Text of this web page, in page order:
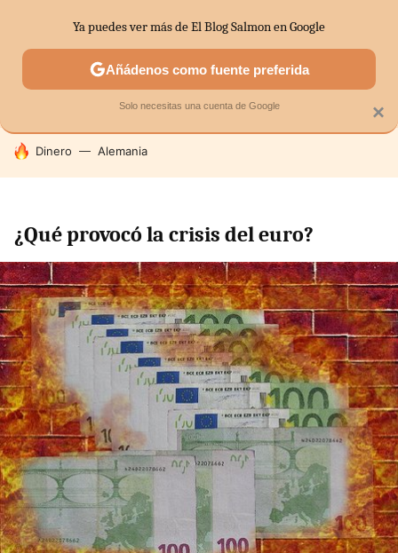
SECTORES ECONOMÍA DOMÉSTICA MERCADOS
HOY SE HABLA DE
Dinero Alemania
¿Qué provocó la crisis del euro?
×
Ya puedes ver más de El Blog Salmon en Google
Añádenos como fuente preferida
Solo necesitas una cuenta de Google